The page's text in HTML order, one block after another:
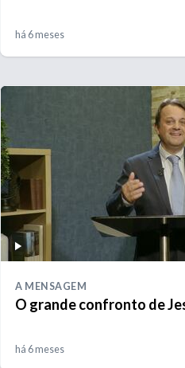
há 6 meses
A MENSAGEM
O grande confronto de
há 6 meses